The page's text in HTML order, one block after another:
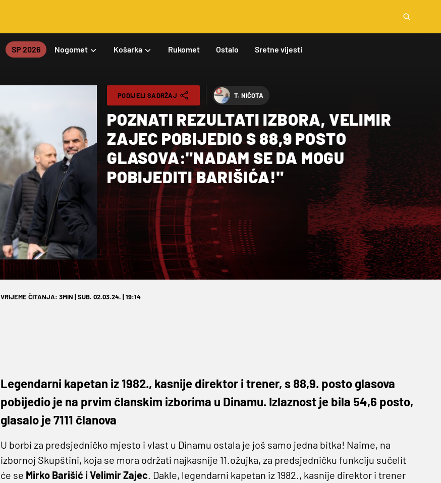
SP 2026 Nogomet Košarka Rukomet Ostalo Sretne vijesti
PODIJELI SADRŽAJ T. NIČOTA
POZNATI REZULTATI IZBORA, VELIMIR
ZAJEC POBIJEDIO S 88,9 POSTO
GLASOVA:"NADAM SE DA MOGU
POBIJEDITI BARIŠIĆA!"
VRIJEME ČITANJA: 3MIN | SUB. 02.03.24. | 19:14
Legendarni kapetan iz 1982., kasnije direktor i trener, s 88,9. posto glasova
pobijedio je na prvim članskim izborima u Dinamu. Izlaznost je bila 54,6 posto,
glasalo je 7111 članova
U borbi za predsjedničko mjesto i vlast u Dinamu ostala je još samo jedna bitka! Naime, na
izbornoj Skupštini, koja se mora održati najkasnije 11.ožujka, za predsjedničku funkciju sučelit
će se Mirko Barišić i Velimir Zajec. Dakle, legendarni kapetan iz 1982., kasnije direktor i trener